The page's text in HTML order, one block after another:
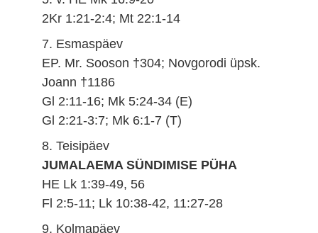
2Kr 1:21-2:4; Mt 22:1-14
7. Esmaspäev
EP. Mr. Sooson †304; Novgorodi üpsk.
Joann †1186
Gl 2:11-16; Mk 5:24-34 (E)
Gl 2:21-3:7; Mk 6:1-7 (T)
8. Teisipäev
JUMALAEMA SÜNDIMISE PÜHA
HE Lk 1:39-49, 56
Fl 2:5-11; Lk 10:38-42, 11:27-28
9. Kolmapäev